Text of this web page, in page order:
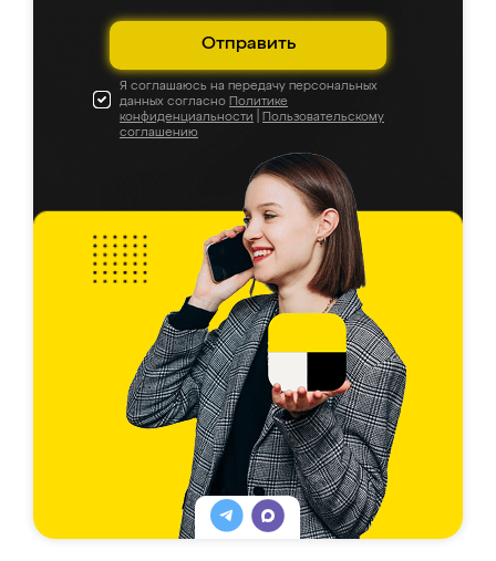
Отправить
Я соглашаюсь на передачу персональных
данных согласно Политике
конфиденциальности
Пользовательскому
соглашению